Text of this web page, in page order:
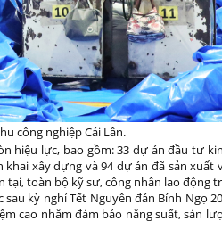
công nghiệp Cái Lân.
hiệu lực, bao gồm: 33 dự án đầu tư
xây dựng và 94 dự án đã sản xuất
toàn bộ kỹ sư, công nhân lao động
kỳ nghỉ Tết Nguyên đán Bính Ngọ
cao nhằm đảm bảo năng suất, sản